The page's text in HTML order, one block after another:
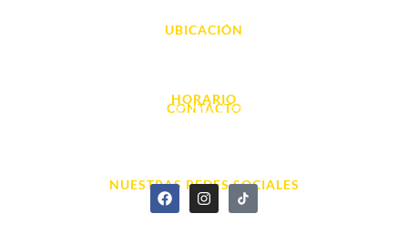
UBICACIÓN
HORARIO
L. - S. 10:00h a 22:00h
CONTACTO
NUESTRAS REDES SOCIALES